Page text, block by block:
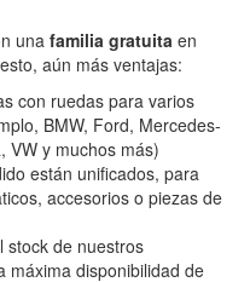
una familia gratuita en
aún más ventajas:
con ruedas para varios
BMW, Ford, Mercedes-
VW y muchos más)
están unificados, para
accesorios o piezas de
stock de nuestros
máxima disponibilidad de